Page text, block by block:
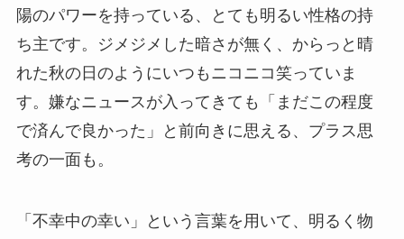
陽のパワーを持っている、とても明るい性格の持
ち主です。ジメジメした暗さが無く、からっと晴
れた秋の日のようにいつもニコニコ笑っていま
す。嫌なニュースが入ってきても「まだこの程度
で済んで良かった」と前向きに思える、プラス思
考の一面も。
「不幸中の幸い」という言葉を用いて、明るく物